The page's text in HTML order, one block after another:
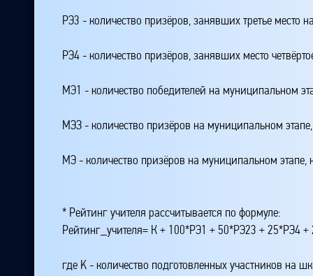
РЭ3 - количество призёров, занявших третье место
РЭ4 - количество призёров, занявших место
МЭ1 - количество победителей на муниципальном
МЭЗ - количество призёров на муниципальном
МЭ - количество призёров на муниципальном
* Рейтинг учителя рассчитывается по формуле:
Рейтинг_учителя= К + 100*РЭ1 + 50*РЭ23 +
где K - количество подготовленных участников на